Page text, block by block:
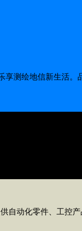
测绘地信新生活
自动化零件、工控